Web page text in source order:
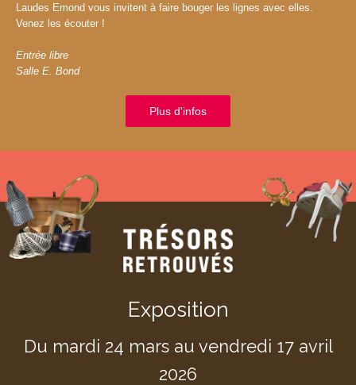
Laudes Emond vous invitent à faire bouger les lignes avec elles.
Venez les écouter !
Entrée libre
Salle E. Bond
Plus d'infos
Exposition
Du mardi 24 mars au vendredi 17 avril
2026